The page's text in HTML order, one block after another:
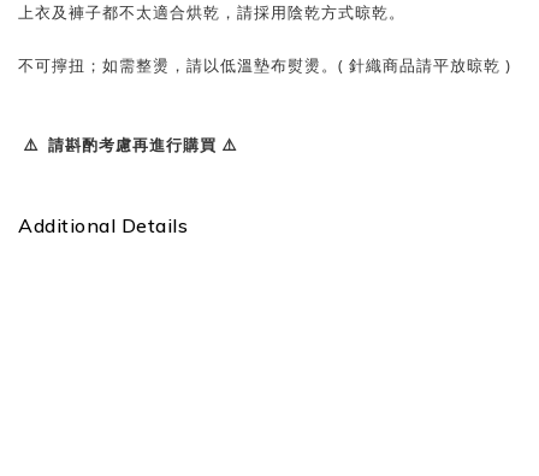
上衣及褲子都不太適合烘乾，請採用陰乾方式晾乾。
不可擰扭；如需整燙，請以低溫墊布熨燙。( 針織商品請平放晾乾 )
⚠️ 請斟酌考慮再進行購買 ⚠️
Additional Details